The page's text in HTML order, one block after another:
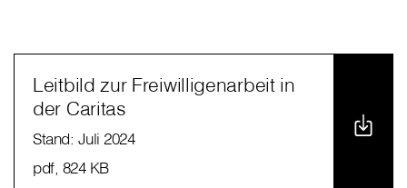
Leitbild zur Freiwilligenarbeit in
der Caritas
Stand: Juli 2024
pdf, 824 KB